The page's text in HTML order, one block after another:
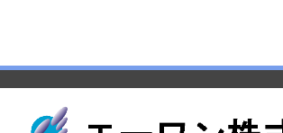
8.3.0.202305)用サ